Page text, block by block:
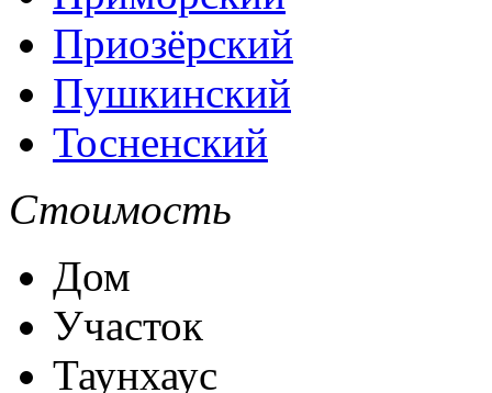
Приозёрский
Пушкинский
Тосненский
Стоимость
Дом
Участок
Таунхаус